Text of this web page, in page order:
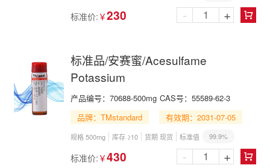
标准价: ￥230 
- +
标准品/安赛蜜/Acesulfame
Potassium
产品编号： 70688-500mg CAS号： 55589-62-3
品牌：TMstandard
有效期：2031-07-05
规格 500mg 库存 ≥10 货期 现货 标准值 99.9%
标准价: ￥430 
- +